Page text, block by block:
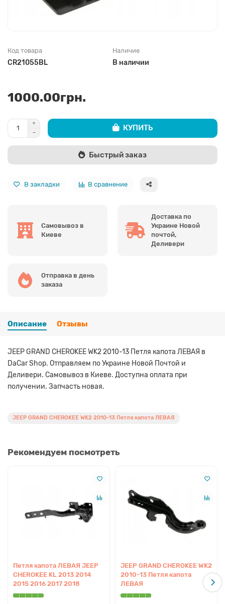
Код товара
CR21055BL
Наличие
В наличии
1000.00грн.
КУПИТЬ
Быстрый заказ
В закладки В сравнение
Самовывоз в
Киеве
Доставка по
Украине Новой
почтой,
Деливери
Отправка в день
заказа
Описание Отзывы
JEEP GRAND CHEROKEE WK2 2010-13 Петля капота ЛЕВАЯ в
DaCar Shop. Отправляем по Украине Новой Почтой и
Деливери. Самовывоз в Киеве. Доступна оплата при
получении. Запчасть новая.
JEEP GRAND CHEROKEE WK2 2010-13 Петля капота ЛЕВАЯ
Рекомендуем посмотреть
Петля капота ЛЕВАЯ JEEP
CHEROKEE KL 2013 2014
2015 2016 2017 2018
JEEP GRAND CHEROKEE WK2
2010-13 Петля капота
ЛЕВАЯ